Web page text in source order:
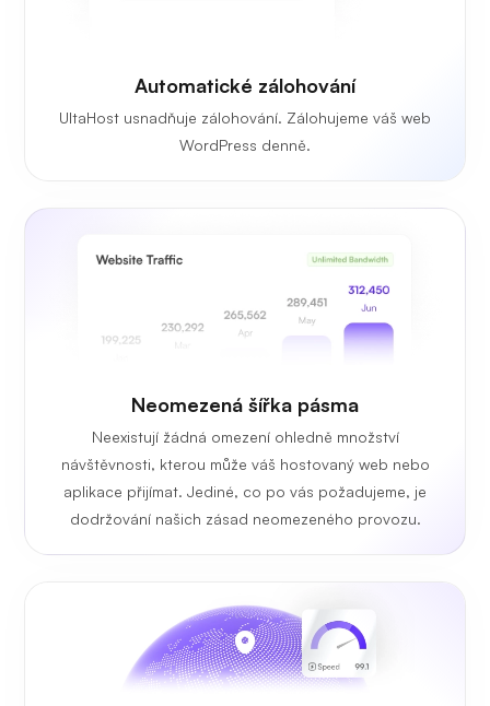
Automatické zálohování
UltaHost usnadňuje zálohování. Zálohujeme váš web
WordPress denně.
Neomezená šířka pásma
Neexistují žádná omezení ohledně množství
návštěvnosti, kterou může váš hostovaný web nebo
aplikace přijímat. Jediné, co po vás požadujeme, je
dodržování našich zásad neomezeného provozu.